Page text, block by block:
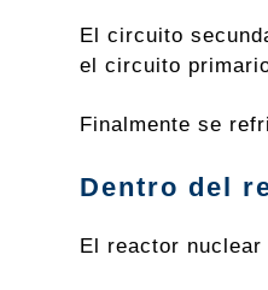
El circuito
el circuito
Finalmente se
Dentro del
El reactor